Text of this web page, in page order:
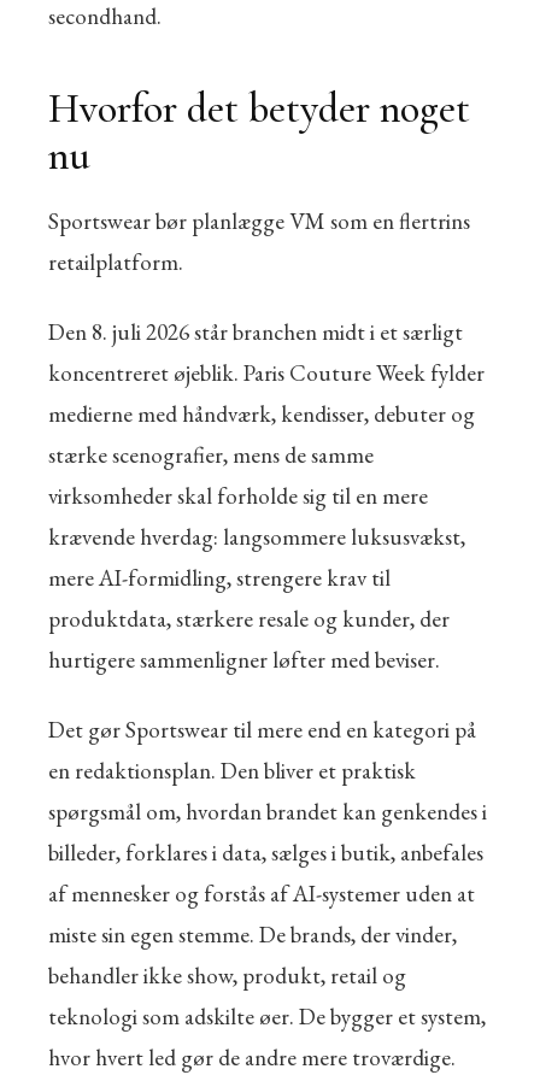
secondhand.
Hvorfor det betyder noget
nu
Sportswear bør planlægge VM som en flertrins
retailplatform.
Den 8. juli 2026 står branchen midt i et særligt
koncentreret øjeblik. Paris Couture Week fylder
medierne med håndværk, kendisser, debuter og
stærke scenografier, mens de samme
virksomheder skal forholde sig til en mere
krævende hverdag: langsommere luksusvækst,
mere AI-formidling, strengere krav til
produktdata, stærkere resale og kunder, der
hurtigere sammenligner løfter med beviser.
Det gør Sportswear til mere end en kategori på
en redaktionsplan. Den bliver et praktisk
spørgsmål om, hvordan brandet kan genkendes i
billeder, forklares i data, sælges i butik, anbefales
af mennesker og forstås af AI-systemer uden at
miste sin egen stemme. De brands, der vinder,
behandler ikke show, produkt, retail og
teknologi som adskilte øer. De bygger et system,
hvor hvert led gør de andre mere troværdige.